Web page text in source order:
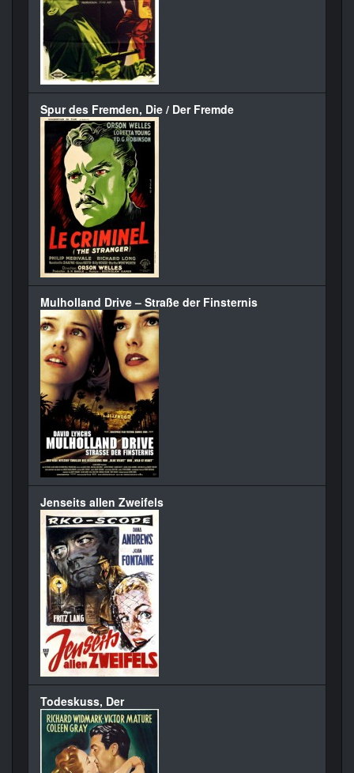
Spur des Fremden, Die / Der Fremde
Mulholland Drive – Straße der Finsternis
Jenseits allen Zweifels
Todeskuss, Der